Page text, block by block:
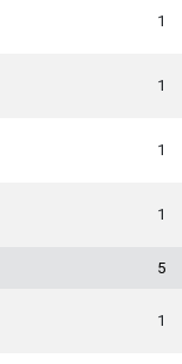
1
1
1
1
5
1